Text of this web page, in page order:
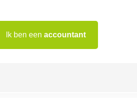
Ik ben een accountant